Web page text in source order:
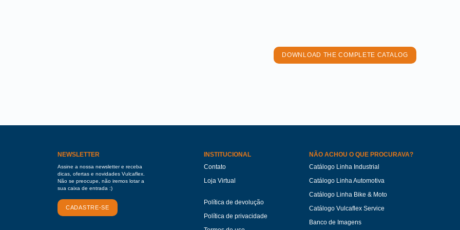
DOWNLOAD THE COMPLETE CATALOG
NEWSLETTER
Assine a nossa newsletter e receba
dicas, ofertas e novidades Vulcaflex.
Não se preocupe, não iremos lotar a
sua caixa de entrada :)
CADASTRE-SE
INSTITUCIONAL
Contato
Loja Virtual
Política de devolução
Política de privacidade
NÃO ACHOU O QUE PROCURAVA?
Catálogo Linha Industrial
Catálogo Linha Automotiva
Catálogo Linha Bike & Moto
Catálogo Vulcaflex Service
Banco de Imagens